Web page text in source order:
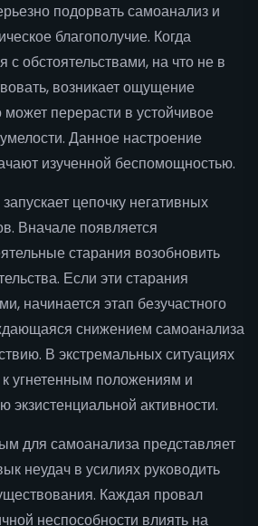
подорвать самоанализ и
благополучие. Когда
с обстоятельствами, на что не в
возникает ощущение
перерасти в устойчивое
Данное настроение
изученной беспомощностью.
цепочку негативных
Вначале появляется
старания возобновить
Если эти старания
начинается этап безучастного
снижением самоанализа
В экстремальных ситуациях
угнетенным положениям и
активности.
для самоанализа представляет
неудач в усилиях руководить
Каждая провал
неспособности влиять на